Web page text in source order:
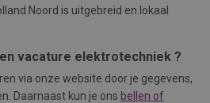
Noord is uitgebreid en lokaal
vacature elektrotechniek ?
via onze website door je gegevens,
Daarnaast kun je ons bellen of